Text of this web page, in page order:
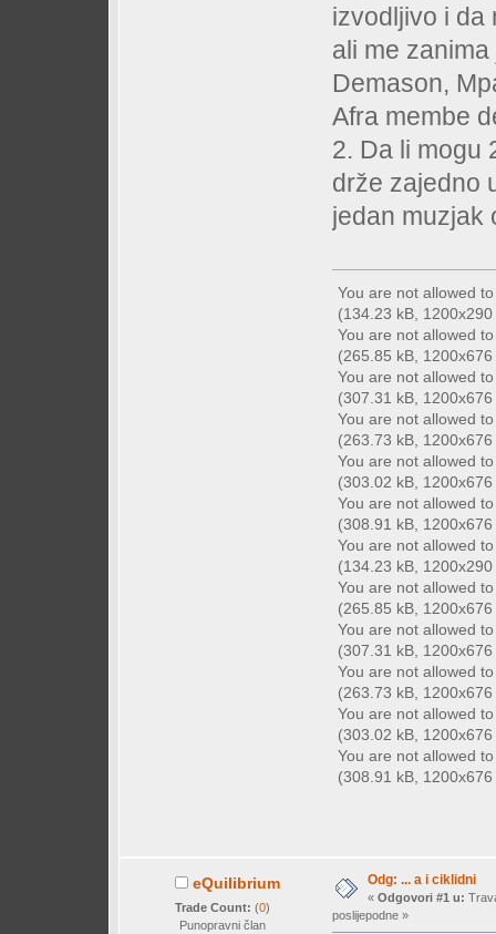
izvodljivo i da
ali me
Demason,
Afra membe
2. Da li mogu
drže zajedno
jedan muzjak
You are not allowed
(134.23 kB,
You are not allowed
(265.85 kB,
You are not allowed
(307.31 kB,
You are not allowed
(263.73 kB,
You are not allowed
(303.02 kB,
You are not allowed
(308.91 kB,
You are not allowed
(134.23 kB,
You are not allowed
(265.85 kB,
You are not allowed
(307.31 kB,
You are not allowed
(263.73 kB,
You are not allowed
(303.02 kB,
You are not allowed
(308.91 kB,
eQuilibrium
Trade Count: (0)
Punopravni član
Odg: ... a i ciklidni
« Odgovori #1 u:
poslijepodne »